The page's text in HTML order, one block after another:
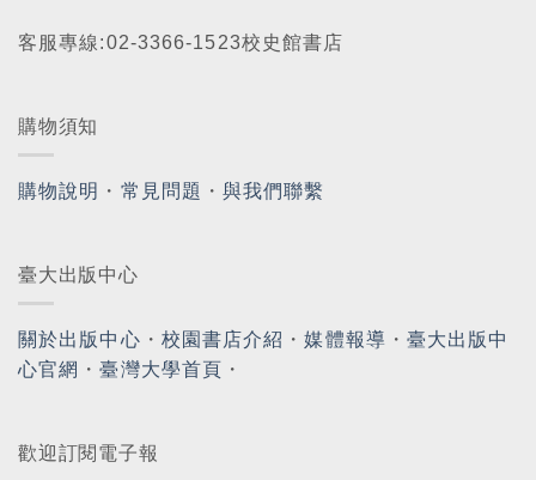
客服專線:02-3366-1523校史館書店
購物須知
購物說明 ・ 常見問題 ・與我們聯繫
臺大出版中心
關於出版中心 ・ 校園書店介紹 ・媒體報導 ・ 臺大出版中
心官網 ・臺灣大學首頁 ・
歡迎訂閱電子報